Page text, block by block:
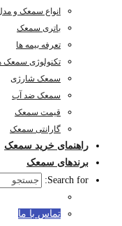
انواع سمعک و
باتری سمعک
تعرفه بیمه ها
تکنولوژی سمعک
سمعک شارژی
سمعک ضد آب
قیمت سمعک
گارانتی سمعک
راهنمای خرید سمعک
برندهای سمعک
Search for:
تماس با ما